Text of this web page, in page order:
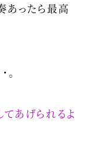
あったら最高
。
あげられるよ